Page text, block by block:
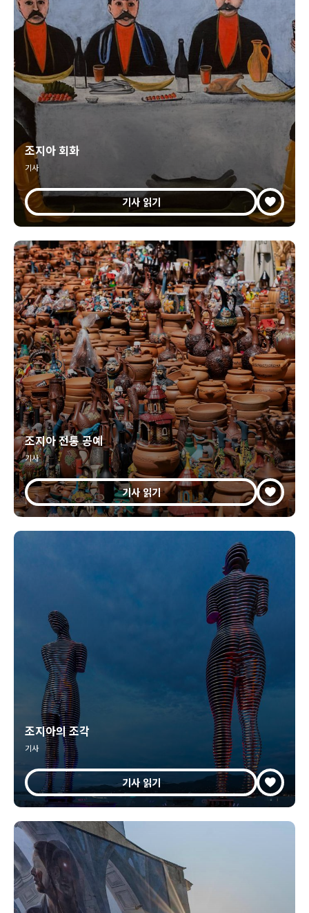
조지아 회화
기사
기사 읽기
조지아 전통 공예
기사
기사 읽기
조지아의 조각
기사
기사 읽기